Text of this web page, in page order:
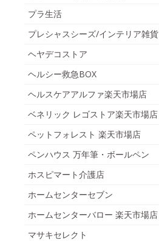
プラ生活
プレシャスシーズ/インテリア雑貨
ヘヤデコストア
ヘルシー救急BOX
ヘルスケアアルファ楽天市場店
ベネリック レゴストア楽天市場店
ペットフォレスト 楽天市場店
ペンハウス 万年筆・ボールペン
ホスピマート介護店
ホームセンターセブン
ホームセンターバロー 楽天市場店
マサキセレクト